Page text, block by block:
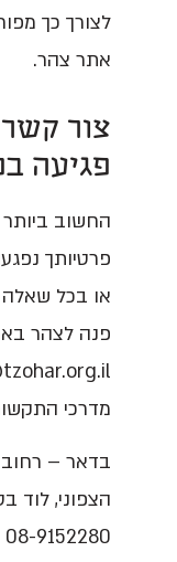
לצורך כך
אתר צהר.
צור קשר
פגיעה
החשוב ביותר
פרטיותך
או בכל שאלה
פנה לצהר
מדרכי
08-9152280